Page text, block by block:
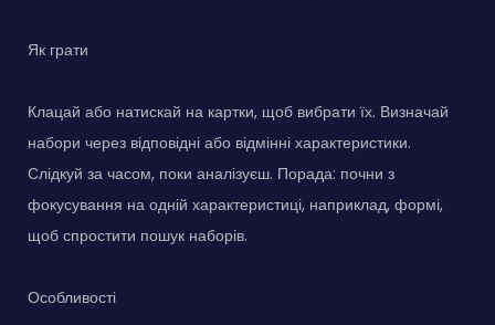
Як грати
Клацай або натискай на картки, щоб вибрати їх. Визначай
набори через відповідні або відмінні характеристики.
Слідкуй за часом, поки аналізуєш. Порада: почни з
фокусування на одній характеристиці, наприклад, формі,
щоб спростити пошук наборів.
Особливості